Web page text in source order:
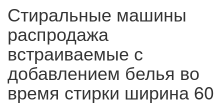
Стиральные машины
распродажа
встраиваемые с
добавлением белья во
время стирки ширина 60